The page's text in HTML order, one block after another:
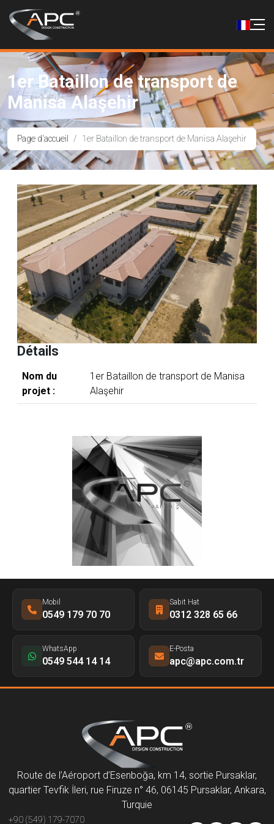
1er Bataillon de transport de
Manisa Alaşehir
Page d'accueil 1er Bataillon de transport de Manisa Alaşehir
Détails
Nom du
projet :
1er Bataillon de transport de Manisa
Alaşehir
Mobil
0549 179 70 70
Sabit Hat
0312 328 65 66
WhatsApp
0549 544 14 14
E-Posta
apc@apc.com.tr
Route de l’Aéroport d’Esenboğa, km 14, sortie Pursaklar,
quartier Tevfik İleri, rue Firuze n° 46, 06145 Pursaklar, Ankara,
Turquie
+90 (549) 179-7070